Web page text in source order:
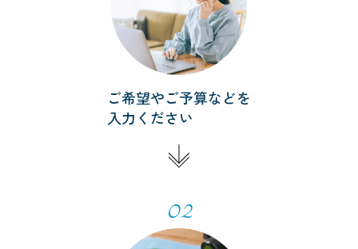
ご希望やご予算などを
入力ください
02